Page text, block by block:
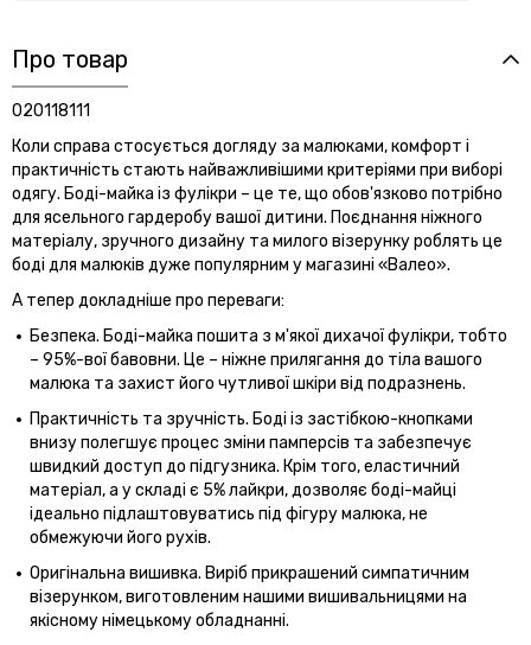
Про товар
020118111
Коли справа стосується догляду за малюками, комфорт і
практичність стають найважливішими критеріями при виборі
одягу. Боді-майка із фулікри – це те, що обов'язково потрібно
для ясельного гардеробу вашої дитини. Поєднання ніжного
матеріалу, зручного дизайну та милого візерунку роблять це
боді для малюків дуже популярним у магазині «Валео».
А тепер докладніше про переваги:
Безпека. Боді-майка пошита з м'якої дихачої фулікри, тобто
– 95%-вої бавовни. Це – ніжне прилягання до тіла вашого
малюка та захист його чутливої шкіри від подразнень.
Практичність та зручність. Боді із застібкою-кнопками
внизу полегшує процес зміни памперсів та забезпечує
швидкий доступ до підгузника. Крім того, еластичний
матеріал, а у складі є 5% лайкри, дозволяє боді-майці
ідеально підлаштовуватись під фігуру малюка, не
обмежуючи його рухів.
Оригінальна вишивка. Виріб прикрашений симпатичним
візерунком, виготовленим нашими вишивальницями на
якісному німецькому обладнанні.